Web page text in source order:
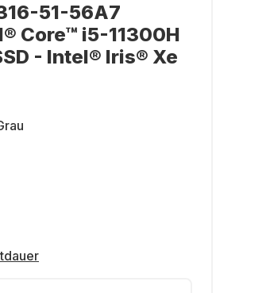
51-56A7
Core™ i5-11300H
- Intel® Iris® Xe